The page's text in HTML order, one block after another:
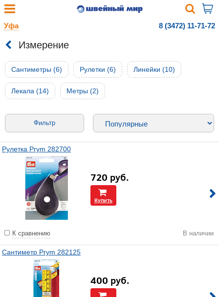
Уфа 8 (3472) 11-71-72
Измерение
Сантиметры (6) Рулетки (6) Линейки (10)
Лекала (14) Метры (2)
Фильтр
Рулетка Prym 282700
720 руб.
Купить
К сравнению В наличии
Сантиметр Prym 282125
400 руб.